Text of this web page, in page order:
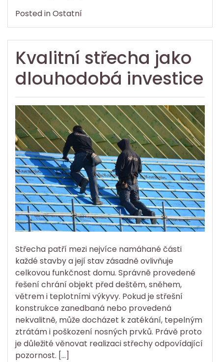
Posted inOstatní
Kvalitní střecha jako
dlouhodobá investice
Střecha patří mezi nejvíce namáhané části
každé stavby a její stav zásadně ovlivňuje
celkovou funkčnost domu. Správně provedené
řešení chrání objekt před deštěm, sněhem,
větrem i teplotními výkyvy. Pokud je střešní
konstrukce zanedbaná nebo provedená
nekvalitně, může docházet k zatékání, tepelným
ztrátám i poškození nosných prvků. Právě proto
je důležité věnovat realizaci střechy odpovídající
pozornost. […]